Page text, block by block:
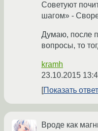
Советуют
шагом» -
Думаю, после
вопросы, то
kramh
23.10.2015
Показать ответ
Вроде как